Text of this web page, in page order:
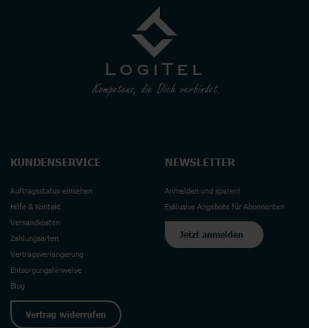
KUNDENSERVICE
Auftragsstatus einsehen
Hilfe & Kontakt
Versandkosten
Zahlungsarten
Vertragsverlängerung
Entsorgungshinweise
Blog
Vertrag widerrufen
NEWSLETTER
Anmelden und sparen!
Exklusive Angebote für Abonnenten
Jetzt anmelden